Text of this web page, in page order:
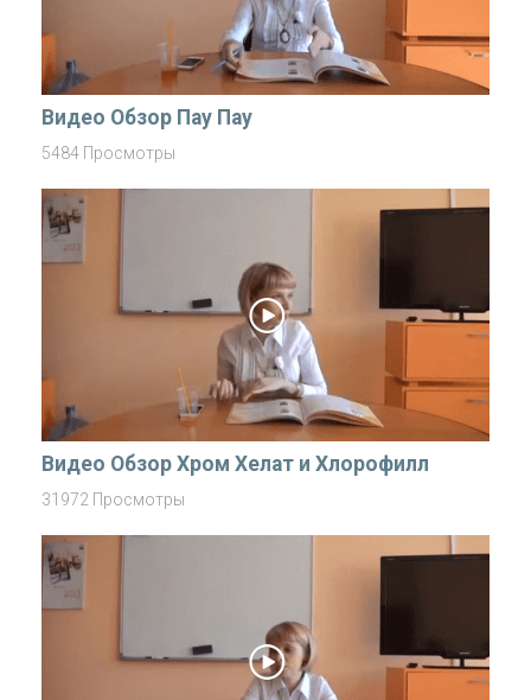
Видео Обзор Пау Пау
5484 Просмотры
Видео Обзор Хром Хелат и Хлорофилл
31972 Просмотры